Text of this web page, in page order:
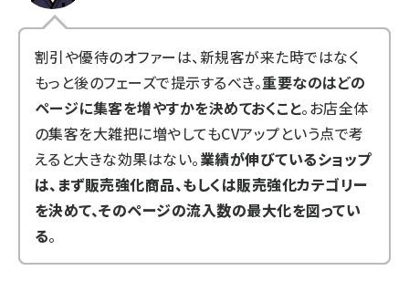
割引や優待のオファーは、新規客が来た時ではなく
もっと後のフェーズで提示するべき。重要なのはどの
ページに集客を増やすかを決めておくこと。お店全体
の集客を大雑把に増やしてもCVアップという点で考
えると大きな効果はない。業績が伸びているショップ
は、まず販売強化商品、もしくは販売強化カテゴリー
を決めて、そのページの流入数の最大化を図ってい
る。